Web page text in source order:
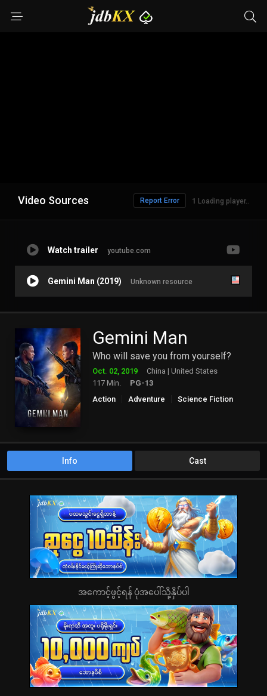
Video Sources 1 Loading player..
Report Error
Watch trailer youtube.com
Gemini Man (2019) Unknown resource
Gemini Man
Who will save you from yourself?
Oct. 02, 2019
China | United States
117 Min.
PG-13
Action
Adventure
Science Fiction
Info Cast
အကောင့်ဖွင့်ရန် ပုံအပေါ်သို့နှိပ်ပါ